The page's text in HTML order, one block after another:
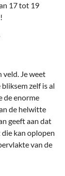
17 tot 19
veld. Je weet
zelf is al
de enorme
de helwitte
geeft aan dat
kan oplopen
van de